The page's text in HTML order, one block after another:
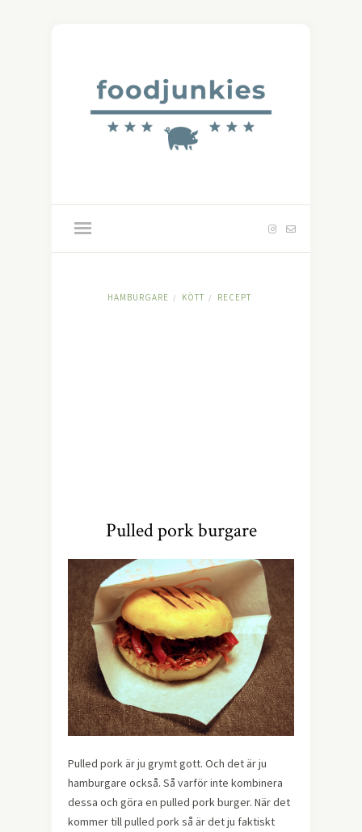
HAMBURGARE / KÖTT / RECEPT
Pulled pork burgare
Pulled pork är ju grymt gott. Och det är ju
hamburgare också. Så varför inte kombinera
dessa och göra en pulled pork burger. När det
kommer till pulled pork så är det ju faktiskt